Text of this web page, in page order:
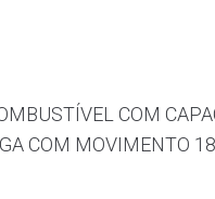
COM
COM MOVIMENTO